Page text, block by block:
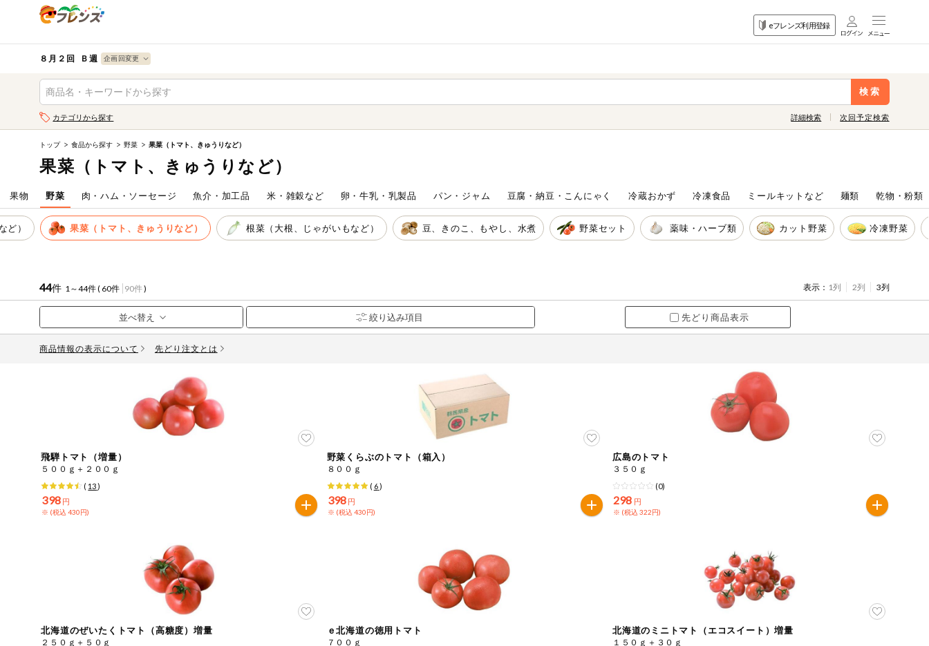
eフレンズ利用登録
ログイン
生協加入はこちら
登録から開始まで
注文番号注文
お気に入り注文
注文履歴注文
人気カテゴリ
食品から探す
毎週自動お届け商品
８月２回 Ｂ週
検索
果物
肉・ハム・ソ
ーセージ
魚介・加工品
米・雑穀など
パン・ジャム
豆腐・納豆・
こんにゃく
など
麺類
おやつ
果物すべて
カテゴリから探す 詳細検索
検索条件を指定してください。全項目に条件を指定しなくても検索できます。
キーワード
キーワードをすべて含む
いずれかのキーワードを含む
メーカー名
カテゴリ
特定原材料と特定原材料に準ずるものが含まれていない商品を検索できます。
特定原材料
小麦 落花生 えび
あわび カシューナッツ ごま さけ
次回予定検索
トップ 食品から探す 野菜 果菜（トマト、きゅうりなど）
果菜（トマト、きゅうりなど）
果物 野菜 肉・ハム・ソーセージ 魚介・加工品 米・雑穀など 卵・牛乳・乳製品 パン・ジャム 豆腐・納豆・こんにゃく 冷蔵おかず 冷凍食品 ミールキットなど 麺類 乾物・粉類
ど） 果菜（トマト、きゅうりなど） 根菜（大根、じゃがいもなど） 豆、きのこ、もやし、水煮 野菜セット 薬味・ハーブ類 カット野菜 冷凍野菜
44件 1～44件 ( 60件 90件) 表示： 1列 2列 3列
先どり商品表示
商品情報の表示について 先どり注文とは
飛騨トマト（増量）
５００ｇ＋２００ｇ
( 13)
398 円
※ (税込 430円)
野菜くらぶのトマト（箱入）
８００ｇ
( 6)
398 円
※ (税込 430円)
広島のトマト
３５０ｇ
(0)
298 円
※ (税込 322円)
北海道のぜいたくトマト（高糖度）増量
２５０ｇ＋５０ｇ
ｅ北海道の徳用トマト
７００ｇ
北海道のミニトマト（エコスイート）増量
１５０ｇ＋３０ｇ